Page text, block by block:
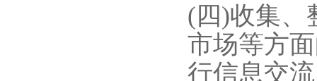
(四)收集、
市场等方
行信息交